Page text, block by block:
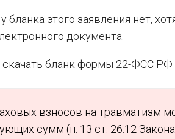
этого заявления нет,
документа.
бланк формы 22-ФСС РФ
взносов на травматизм
сумм (п. 13 ст. 26.12